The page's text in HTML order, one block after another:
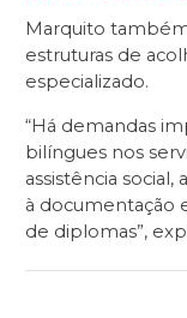
Marquito
estruturas de
especializado.
“Há demandas
bilíngues nos
assistência
à documentação
de diplomas”,